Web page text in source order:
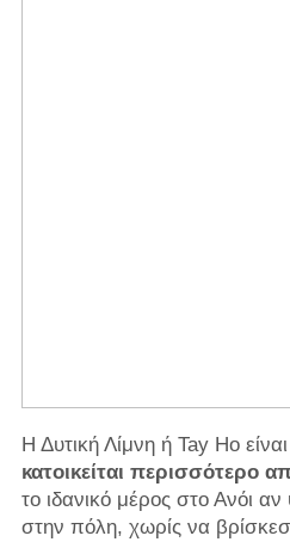
Η Δυτική Λίμνη ή Tay Ho
κατοικείται περισσότερο
το ιδανικό μέρος στο Ανόι
στην πόλη, χωρίς να